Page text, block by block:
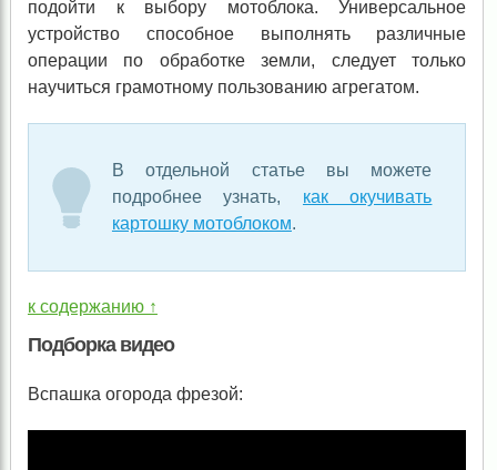
подойти к выбору мотоблока. Универсальное
устройство способное выполнять различные
операции по обработке земли, следует только
научиться грамотному пользованию агрегатом.
В отдельной статье вы можете
подробнее узнать, как окучивать
картошку мотоблоком.
к содержанию ↑
Подборка видео
Вспашка огорода фрезой: